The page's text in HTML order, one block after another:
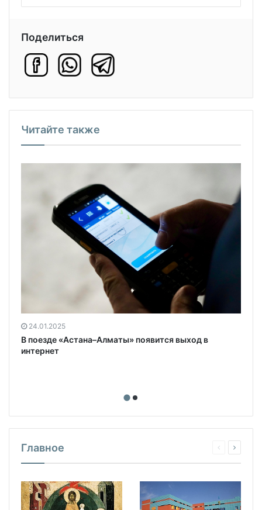
Поделиться
Читайте также
24.01.2025
В поезде «Астана–Алматы» появится выход в
интернет
Главное